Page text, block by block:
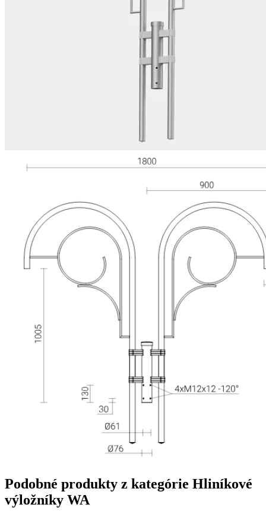
Podobné produkty z kategórie Hliníkové
výložníky WA